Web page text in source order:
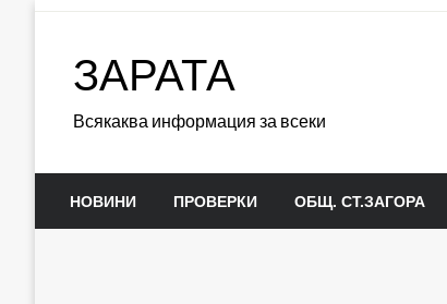
ЗАРАТА
Всякаква информация за всеки
НОВИНИ ПРОВЕРКИ ОБЩ. СТ.ЗАГОРА